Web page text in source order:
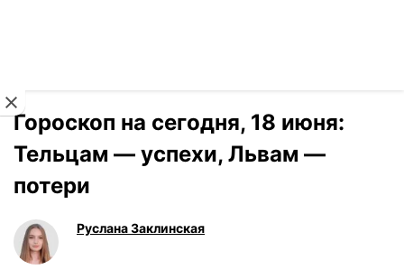
Гороскоп на сегодня, 18 июня:
Тельцам — успехи, Львам —
потери
Руслана Заклинская